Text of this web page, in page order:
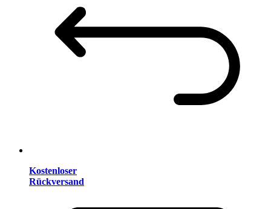
Kostenloser
Rückversand